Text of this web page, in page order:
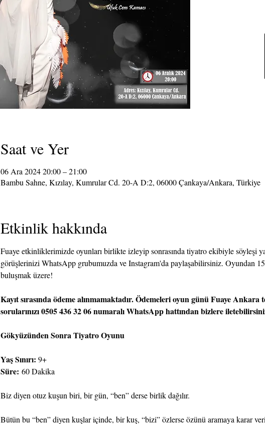
Saat ve Yer
06 Ara 2024 20:00 – 21:00
Bambu Sahne, Kızılay, Kumrular Cd. 20-A D:2, 06000 Çankaya/Ankara, Türkiye
Etkinlik hakkında
Fuaye etkinliklerimizde oyunları birlikte izleyip sonrasında tiyatro ekibiyle söyleşi
görüşlerinizi WhatsApp grubumuzda ve Instagram'da paylaşabilirsiniz. Oyundan
buluşmak üzere!
Kayıt sırasında ödeme alınmamaktadır. Ödemeleri oyun günü Fuaye
sorularınızı 0505 436 32 06 numaralı WhatsApp hattından bizlere
Gökyüzünden Sonra Tiyatro Oyunu
Yaş Sınırı: 9+
Süre: 60 Dakika
Biz diyen otuz kuşun biri, bir gün, “ben” derse birlik dağılır.
Bütün bu “ben” diyen kuşlar içinde, bir kuş, “bizi” özlerse özünü aramaya karar